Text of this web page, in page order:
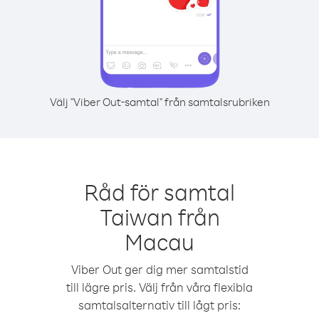
Välj "Viber Out-samtal" från samtalsrubriken
Råd för samtal
Taiwan från
Macau
Viber Out ger dig mer samtalstid
till lägre pris. Välj från våra flexibla
samtalsalternativ till lågt pris: